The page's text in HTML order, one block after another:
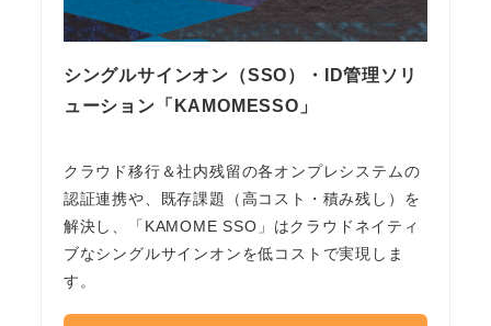
シングルサインオン（SSO）・ID管理ソリ
ューション「KAMOMESSO」
クラウド移行＆社内残留の各オンプレシステムの
認証連携や、既存課題（高コスト・積み残し）を
解決し、「KAMOME SSO」はクラウドネイティ
ブなシングルサインオンを低コストで実現しま
す。